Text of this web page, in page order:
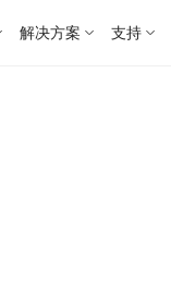
解决方案 支持